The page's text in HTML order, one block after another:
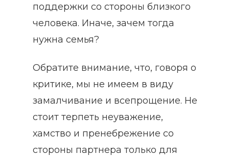
поддержки со стороны близкого
человека. Иначе, зачем тогда
нужна семья?
Обратите внимание, что, говоря о
критике, мы не имеем в виду
замалчивание и всепрощение. Не
стоит терпеть неуважение,
хамство и пренебрежение со
стороны партнера только для